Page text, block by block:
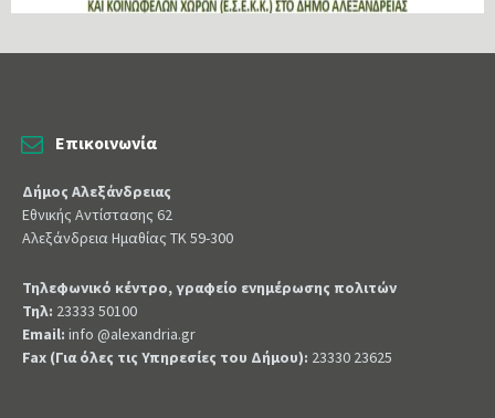
Επικοινωνία
Δήμος Αλεξάνδρειας
Εθνικής Αντίστασης 62
Αλεξάνδρεια Ημαθίας ΤΚ 59-300
Τηλεφωνικό κέντρο, γραφείο ενημέρωσης πολιτών
Τηλ: 23333 50100
Email: info @alexandria.gr
Fax (Για όλες τις Υπηρεσίες του Δήμου): 23330 23625